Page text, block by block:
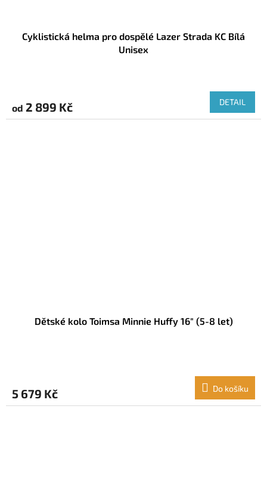
Cyklistická helma pro dospělé Lazer Strada KC Bílá
Unisex
od 2 899 Kč DETAIL
Dětské kolo Toimsa Minnie Huffy 16" (5-8 let)
5 679 Kč Do košíku